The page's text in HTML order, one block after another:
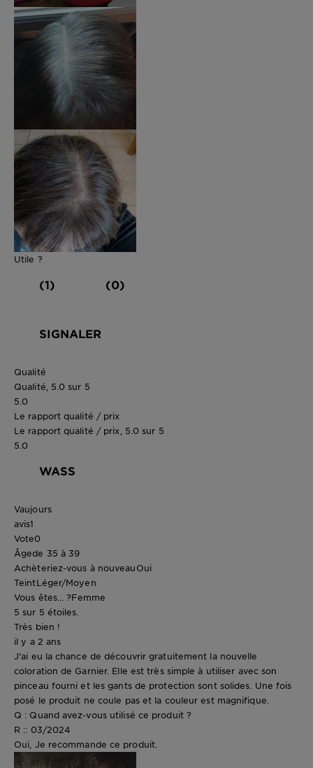
Utile ?
(1) (0)
SIGNALER
Qualité
Qualité, 5.0 sur 5
5.0
Le rapport qualité / prix
Le rapport qualité / prix, 5.0 sur 5
5.0
WASS
Vaujours
avis1
Vote0
Âgede 35 à 39
Achèteriez-vous à nouveauOui
TeintLéger/Moyen
Vous êtes... ?Femme
5 sur 5 étoiles.
Très bien !
il y a 2 ans
J'ai eu la chance de découvrir gratuitement la nouvelle
coloration de Garnier. Elle est très simple à utiliser avec son
pinceau fourni et les gants de protection sont solides. Une fois
posé le produit ne coule pas et la couleur est magnifique.
Q : Quand avez-vous utilisé ce produit ?
R :: 03/2024
Oui, Je recommande ce produit.